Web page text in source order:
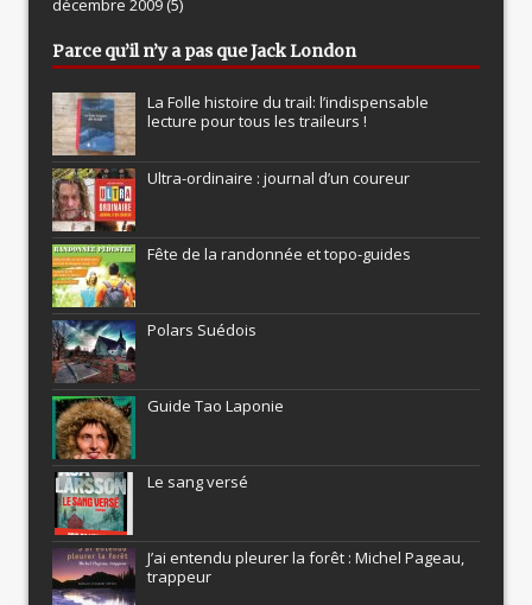
décembre 2009(5)
Parce qu’il n’y a pas que Jack London
La Folle histoire du trail: l’indispensable
lecture pour tous les traileurs !
Ultra-ordinaire : journal d’un coureur
Fête de la randonnée et topo-guides
Polars Suédois
Guide Tao Laponie
Le sang versé
J’ai entendu pleurer la forêt : Michel Pageau,
trappeur